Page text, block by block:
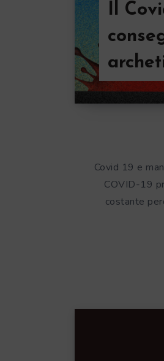
Il
Covid 19 e
COVID-19
costante